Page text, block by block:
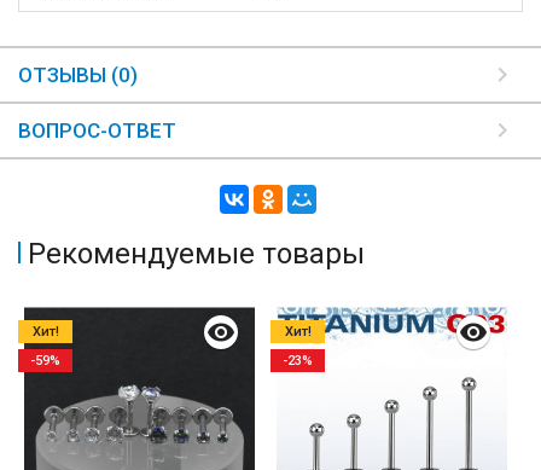
ОТЗЫВЫ (0)
ВОПРОС-ОТВЕТ
Рекомендуемые товары
Хит!
-59%
Хит!
-23%